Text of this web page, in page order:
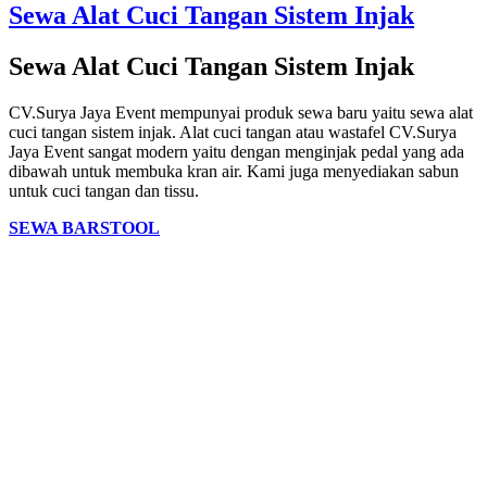
Sewa Alat Cuci Tangan Sistem Injak
Sewa Alat Cuci Tangan Sistem Injak
CV.Surya Jaya Event mempunyai produk sewa baru yaitu sewa alat
cuci tangan sistem injak. Alat cuci tangan atau wastafel CV.Surya
Jaya Event sangat modern yaitu dengan menginjak pedal yang ada
dibawah untuk membuka kran air. Kami juga menyediakan sabun
untuk cuci tangan dan tissu.
SEWA BARSTOOL